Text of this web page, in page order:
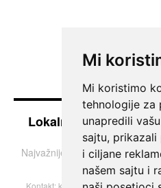
Mi
Mi koristimo
tehnologije za
unapredili
sajtu, prikazali
i ciljane
našem sajtu i
Lokalne vesti iz
Najvažnije teme i informacije iz